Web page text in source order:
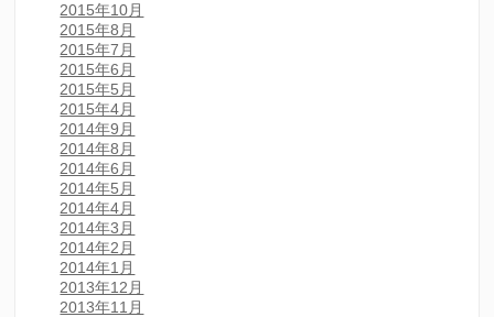
2015年10月
2015年8月
2015年7月
2015年6月
2015年5月
2015年4月
2014年9月
2014年8月
2014年6月
2014年5月
2014年4月
2014年3月
2014年2月
2014年1月
2013年12月
2013年11月